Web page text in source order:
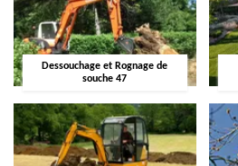
Dessouchage et Rognage de
souche 47